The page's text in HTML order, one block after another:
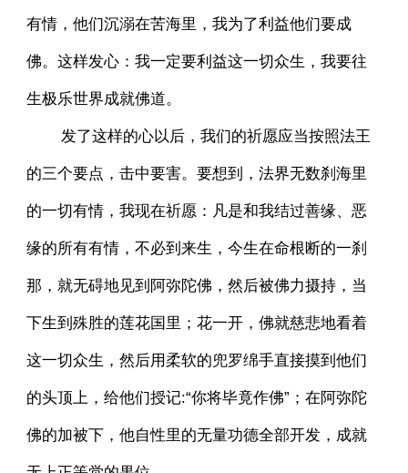
有情，他们沉溺在苦海里，我为了利益他们要成
佛。这样发心：我一定要利益这一切众生，我要往
生极乐世界成就佛道。
发了这样的心以后，我们的祈愿应当按照法王
的三个要点，击中要害。要想到，法界无数刹海里
的一切有情，我现在祈愿：凡是和我结过善缘、恶
缘的所有有情，不必到来生，今生在命根断的一刹
那，就无碍地见到阿弥陀佛，然后被佛力摄持，当
下生到殊胜的莲花国里；花一开，佛就慈悲地看着
这一切众生，然后用柔软的兜罗绵手直接摸到他们
的头顶上，给他们授记:“你将毕竟作佛”；在阿弥陀
佛的加被下，他自性里的无量功德全部开发，成就